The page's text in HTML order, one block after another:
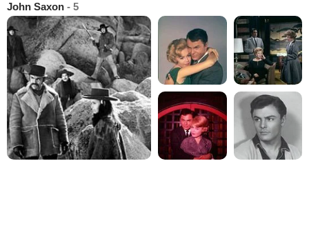
John Saxon - 5